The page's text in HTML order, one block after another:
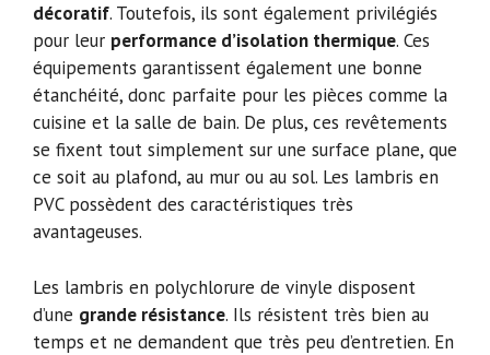
décoratif. Toutefois, ils sont également privilégiés
pour leur performance d’isolation thermique. Ces
équipements garantissent également une bonne
étanchéité, donc parfaite pour les pièces comme la
cuisine et la salle de bain. De plus, ces revêtements
se fixent tout simplement sur une surface plane, que
ce soit au plafond, au mur ou au sol. Les lambris en
PVC possèdent des caractéristiques très
avantageuses.
Les lambris en polychlorure de vinyle disposent
d’une grande résistance. Ils résistent très bien au
temps et ne demandent que très peu d’entretien. En